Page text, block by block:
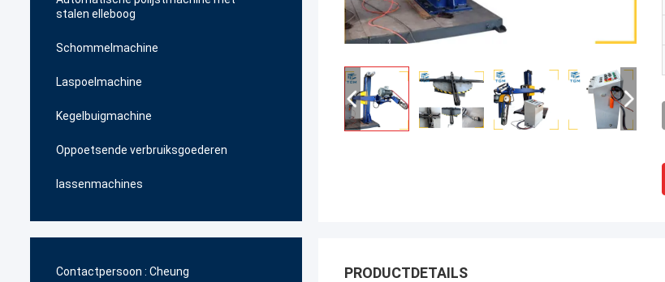
stalen elleboog
Schommelmachine
Laspoelmachine
Kegelbuigmachine
Oppoetsende verbruiksgoederen
lassenmachines
Contactpersoon : Cheung PRODUCTDETAILS